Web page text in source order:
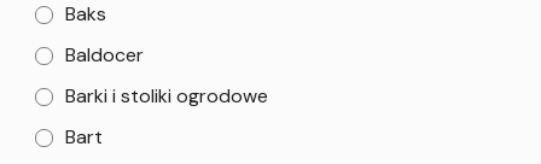
Baks
Baldocer
Barki i stoliki ogrodowe
Bart